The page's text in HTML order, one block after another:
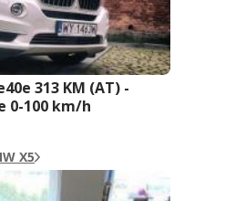
313 KM (AT) -
0-100 km/h
X5